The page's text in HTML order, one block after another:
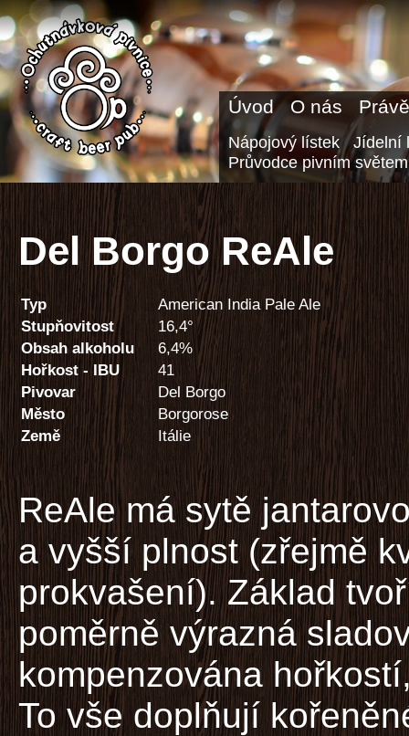
Úvod O nás
Nápojový lístek
Jídelní
Průvodce pivním světem
Del Borgo ReAle
Typ
American India Pale Ale
Stupňovitost
16,4°
Obsah alkoholu
6,4%
Hořkost - IBU
41
Pivovar
Del Borgo
Město
Borgorose
Země
Itálie
ReAle má sytě
a vyšší plnost (zřejmě
prokvašení). Základ
poměrně výrazná
kompenzována
To vše doplňují